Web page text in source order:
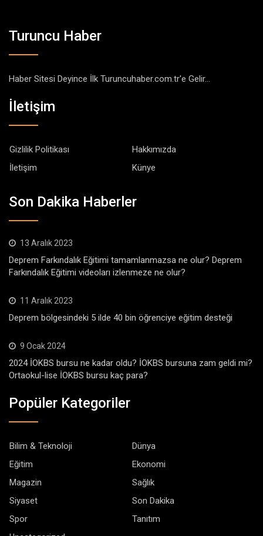
Turuncu Haber
Haber Sitesi Deyince İlk Turuncuhaber.com.tr'e Gelir...
İletişim
Gizlilik Politikası
Hakkımızda
İletişim
Künye
Son Dakika Haberler
13 Aralık 2023
Deprem Farkındalık Eğitimi tamamlanmazsa ne olur? Deprem
Farkındalık Eğitimi videoları izlenmeze ne olur?
11 Aralık 2023
Deprem bölgesindeki 5 ilde 40 bin öğrenciye eğitim desteği
9 Ocak 2024
2024 İOKBS bursu ne kadar oldu? İOKBS bursuna zam geldi mi?
Ortaokul-lise İOKBS bursu kaç para?
Popüler Kategoriler
Bilim & Teknoloji
Dünya
Eğitim
Ekonomi
Magazin
Sağlık
Siyaset
Son Dakika
Spor
Tanıtım